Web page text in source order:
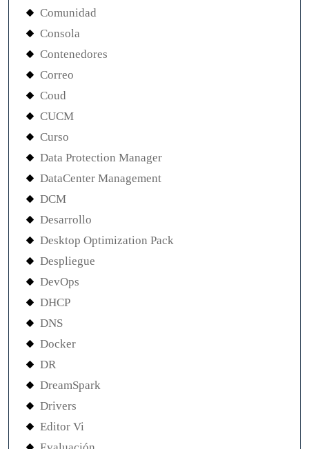
Comunidad
Consola
Contenedores
Correo
Coud
CUCM
Curso
Data Protection Manager
DataCenter Management
DCM
Desarrollo
Desktop Optimization Pack
Despliegue
DevOps
DHCP
DNS
Docker
DR
DreamSpark
Drivers
Editor Vi